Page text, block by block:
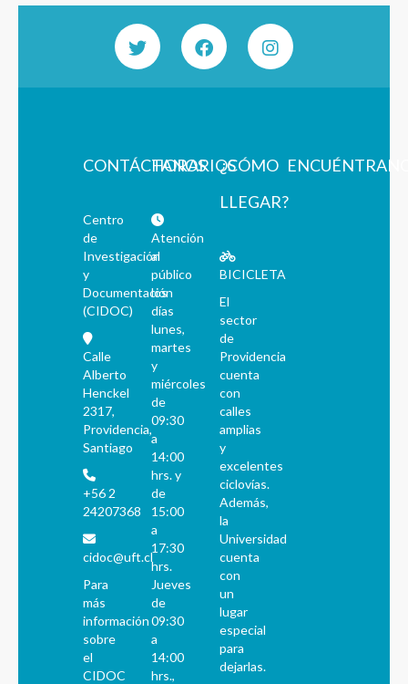
CONTÁCTANOS
Centro
de
Investigación
y
Documentación
(CIDOC)
Calle
Alberto
Henckel
2317,
Providencia,
Santiago
+56 2
24207368
cidoc@uft.cl
Para
más
información
sobre
el
CIDOC
HORARIOS
Atención
al
público
los
días
lunes,
martes
y
miércoles
de
09:30
a
14:00
hrs. y
de
15:00
a
17:30
hrs.
Jueves
de
09:30
a
14:00
hrs.,
¿CÓMO
LLEGAR?
BICICLETA
El
sector
de
Providencia
cuenta
con
calles
amplias
y
excelentes
ciclovías.
Además,
la
Universidad
cuenta
con
un
lugar
especial
para
dejarlas.